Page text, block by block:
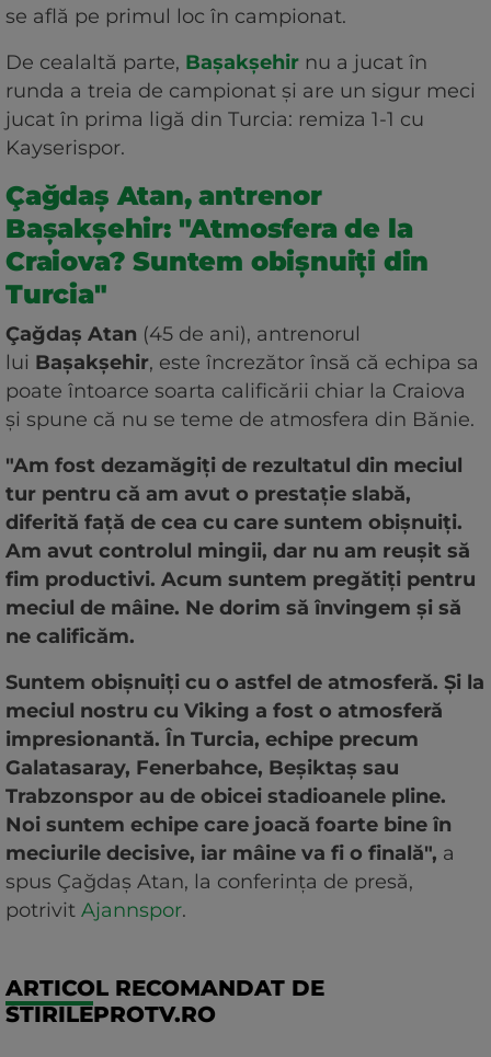
se află pe primul loc în campionat.
De cealaltă parte, Bașakșehir nu a jucat în
runda a treia de campionat și are un sigur meci
jucat în prima ligă din Turcia: remiza 1-1 cu
Kayserispor.
Çağdaş Atan, antrenor
Bașakșehir: "Atmosfera de la
Craiova? Suntem obișnuiți din
Turcia"
Çağdaş Atan (45 de ani), antrenorul
lui Bașakșehir, este încrezător însă că echipa sa
poate întoarce soarta calificării chiar la Craiova
și spune că nu se teme de atmosfera din Bănie.
"Am fost dezamăgiți de rezultatul din meciul
tur pentru că am avut o prestație slabă,
diferită față de cea cu care suntem obișnuiți.
Am avut controlul mingii, dar nu am reușit să
fim productivi. Acum suntem pregătiți pentru
meciul de mâine. Ne dorim să învingem și să
ne calificăm.
Suntem obișnuiți cu o astfel de atmosferă. Și la
meciul nostru cu Viking a fost o atmosferă
impresionantă. În Turcia, echipe precum
Galatasaray, Fenerbahce, Beșiktaș sau
Trabzonspor au de obicei stadioanele pline.
Noi suntem echipe care joacă foarte bine în
meciurile decisive, iar mâine va fi o finală", a
spus Çağdaş Atan, la conferința de presă,
potrivit Ajannspor.
ARTICOL RECOMANDAT DE
STIRILEPROTV.RO